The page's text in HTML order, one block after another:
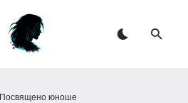
Посвящено юноше